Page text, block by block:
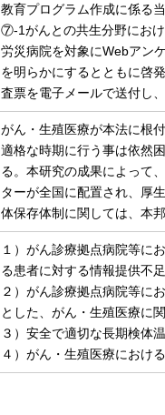
教育プログラム作成に係る
⑦-1がんとの共生分野にお
労災病院を対象にWebアン
を明らかにするとともに啓
査票を電子メールで送付し
がん・生殖医療が本法に根
適格な時期に行う事は依然
る。本研究の成果によって
ターが全国に配置され、厚
体保存体制に関しては、本
１）がん診療拠点病院等に
る患者に対する情報提供不
２）がん診療拠点病院等に
とした、がん・生殖医療に
３）安全で適切な長期検体
４）がん・生殖医療におけ